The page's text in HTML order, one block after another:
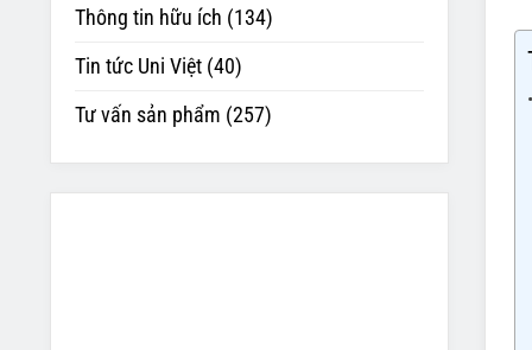
Thông tin hữu ích (134)
Tin tức Uni Việt (40)
Tư vấn sản phẩm (257)